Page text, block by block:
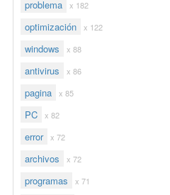
problema x 182
optimización x 122
windows x 88
antivirus x 86
pagina x 85
PC x 82
error x 72
archivos x 72
programas x 71